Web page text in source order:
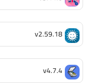
v2.59.18
v4.7.4